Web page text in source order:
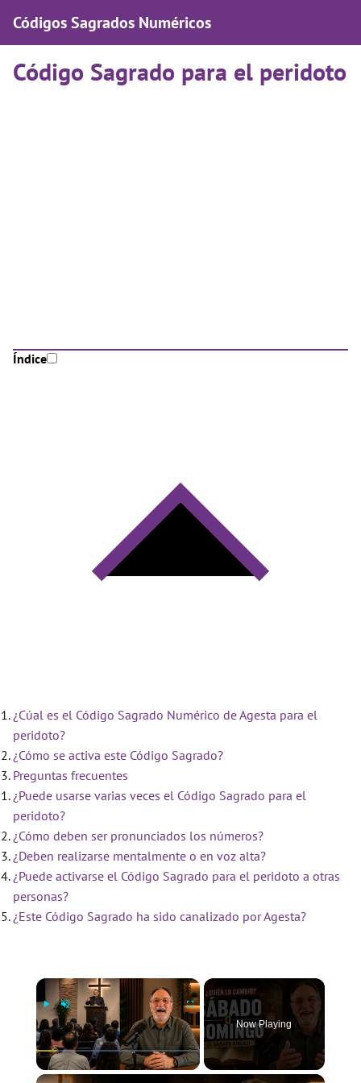
Códigos Sagrados Numéricos
Código Sagrado para el peridoto
Índice
¿Cúal es el Código Sagrado Numérico de Agesta para el
peridoto?
¿Cómo se activa este Código Sagrado?
Preguntas frecuentes
¿Puede usarse varias veces el Código Sagrado para el
peridoto?
¿Cómo deben ser pronunciados los números?
¿Deben realizarse mentalmente o en voz alta?
¿Puede activarse el Código Sagrado para el peridoto a otras
personas?
¿Este Código Sagrado ha sido canalizado por Agesta?
×
Play Unmute
Now Playing
×